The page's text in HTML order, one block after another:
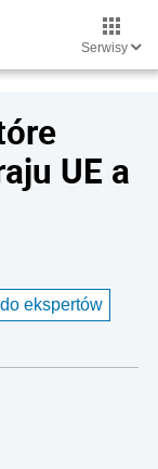
Serwisy
UE a
do ekspertów